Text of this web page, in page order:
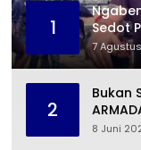
1
Sedot
7
2
Bukan
Way
8 Juni